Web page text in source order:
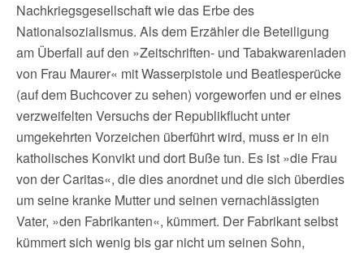
Nachkriegsgesellschaft wie das Erbe des
Nationalsozialismus. Als dem Erzähler die Beteiligung
am Überfall auf den »Zeitschriften- und Tabakwarenladen
von Frau Maurer« mit Wasserpistole und Beatlesperücke
(auf dem Buchcover zu sehen) vorgeworfen und er eines
verzweifelten Versuchs der Republikflucht unter
umgekehrten Vorzeichen überführt wird, muss er in ein
katholisches Konvikt und dort Buße tun. Es ist »die Frau
von der Caritas«, die dies anordnet und die sich überdies
um seine kranke Mutter und seinen vernachlässigten
Vater, »den Fabrikanten«, kümmert. Der Fabrikant selbst
kümmert sich wenig bis gar nicht um seinen Sohn,